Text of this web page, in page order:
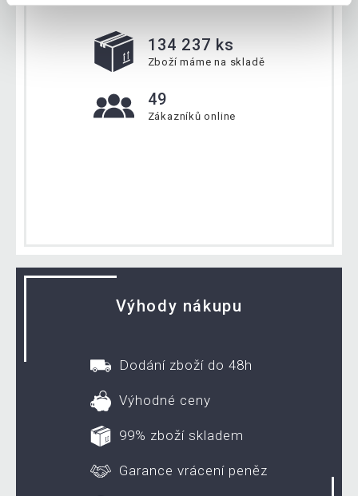
134 237 ks
Zboží máme na skladě
49
Zákazníků online
Výhody nákupu
Dodání zboží do 48h
Výhodné ceny
99% zboží skladem
Garance vrácení peněz